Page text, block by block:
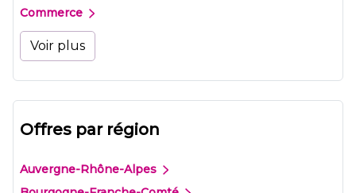
Commerce
Voir plus
Offres par région
Auvergne-Rhône-Alpes